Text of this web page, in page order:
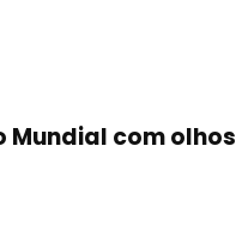
Mundial com olhos